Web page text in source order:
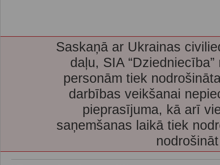
Saskaņā ar Ukrainas
daļu, SIA
personām tiek
darbības veikšanai
pieprasījuma, kā arī
saņemšanas laikā tiek